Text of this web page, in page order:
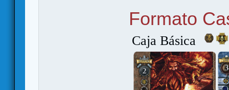
Formato
Caja Básica